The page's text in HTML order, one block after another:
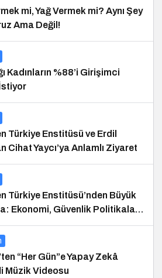
mi, Yağ Vermek mi? Aynı Şey
Ama Değil!
Kadınların %88’i Girişimci
Türkiye Enstitüsü ve Erdil
Cihat Yaycı’ya Anlamlı Ziyaret
Türkiye Enstitüsü’nden Büyük
Ekonomi, Güvenlik Politikaları
Konferansı
“Her Gün”e Yapay Zekâ
Müzik Videosu